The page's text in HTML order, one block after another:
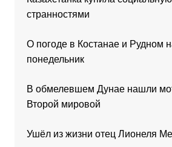
странностями
О погоде в Костанае и Рудном
понедельник
В обмелевшем Дунае нашли
Второй мировой
Ушёл из жизни отец Лионеля